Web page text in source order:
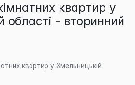
квартир у
області - вторинний
квартир у Хмельницькій